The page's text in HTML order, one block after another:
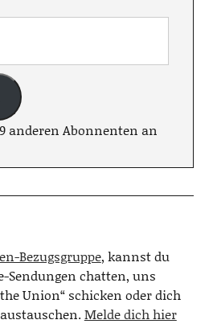
anderen Abonnenten an
Bezugsgruppe, kannst du
Sendungen chatten, uns
Union“ schicken oder dich
Melde dich hier